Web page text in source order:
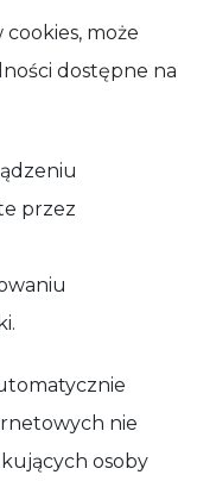
może
dostępne na
przez
nie
osoby